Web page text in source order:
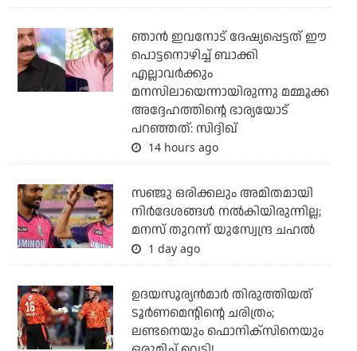
ഞാന്‍ ഇവനോട് ദേഷ്യപ്പെട്ടത് ഈ
പൊട്ടനൊഴിച്ച് ബാക്കി
എല്ലാവര്‍ക്കും
മനസിലായെന്നായിരുന്നു മമ്മൂക്ക
അദ്ദേഹത്തിന്റെ ഭാര്യയോട്
പറഞ്ഞത്: സിദ്ദിഖ്
14 hours ago
സഞ്ജു ഒരിക്കലും അമിതമായി
നിര്‍ദേശങ്ങള്‍ നല്‍കിയിരുന്നില്ല;
മനസ് തുറന്ന് യുസ്വേന്ദ്ര ചഹല്‍
1 day ago
ഉദയസൂര്യന്‍മാര്‍ തിരുത്തിയത്
ടൂര്‍ണമെന്റിന്റെ ചരിത്രം;
ലണ്ടനെയും ഫൊനിക്‌സിനെയും